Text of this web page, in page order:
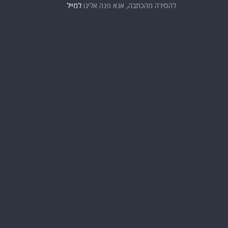
להסירה מהכתבה, אנא פנה אלינו למייל